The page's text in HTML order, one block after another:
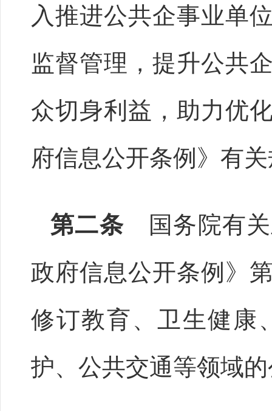
入推进公共企事业单
监督管理，提升公共
众切身利益，助力优
府信息公开条例》有
第二条国务院有关
政府信息公开条例》
修订教育、卫生健康
护、公共交通等领域